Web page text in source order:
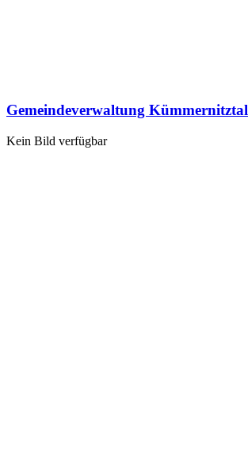
Gemeindeverwaltung Kümmernitztal
Kein Bild verfügbar